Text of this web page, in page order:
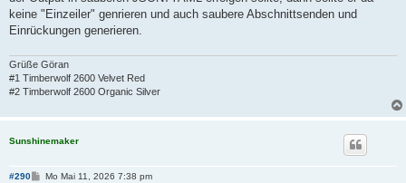
a
keine "Einzeiler" genrieren und auch saubere Abschnittsenden und
Einrückungen generieren.
Grüße Göran
#1 Timberwolf 2600 Velvet Red
#2 Timberwolf 2600 Organic Silver
Sunshinemaker
#290
BMo Mai 11, 2026 7:38 pm